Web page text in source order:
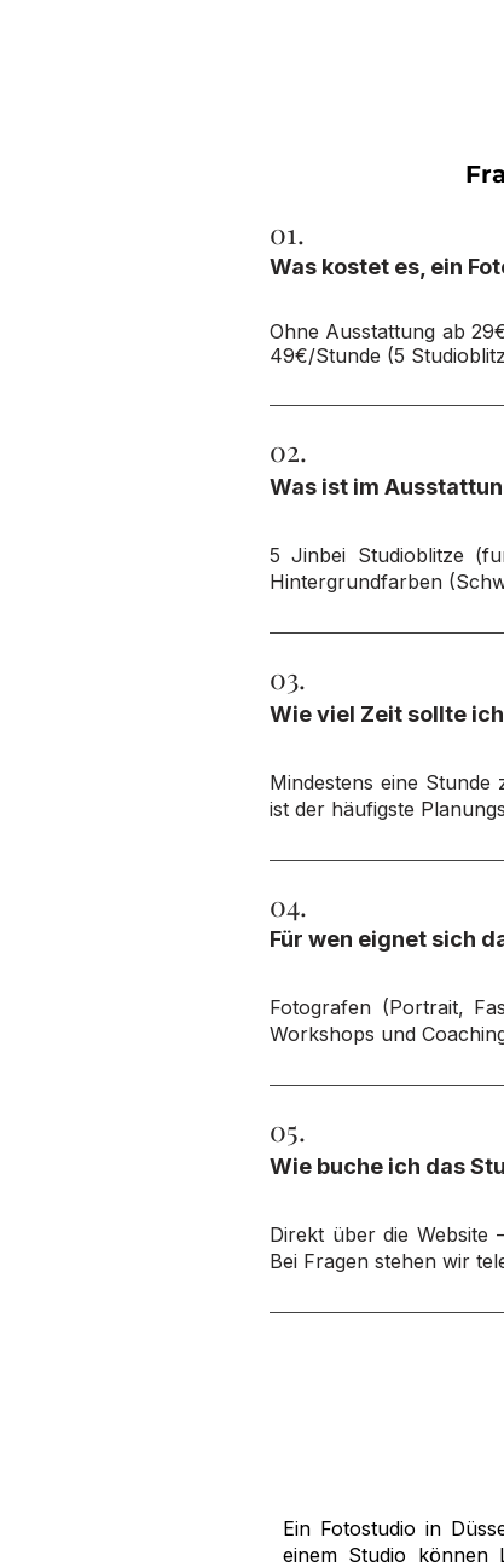
01.
Was kostet es, ein
Ohne Ausstattung ab
49€/Stunde (5
02.
Was ist im
5 Jinbei Studioblitze
Hintergrundfarben
03.
Wie viel Zeit sollte
Mindestens eine
ist der häufigste
04.
Für wen eignet sich
Fotografen (Portrait,
Workshops und
05.
Wie buche ich das
Direkt über die Website
Bei Fragen stehen wir
Ein Fotostudio in
einem Studio können